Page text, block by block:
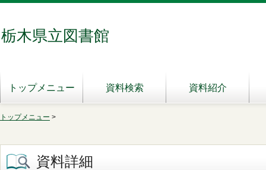
栃木県立図書館
トップメニュー 資料検索 資料紹介
トップメニュー >
資料詳細